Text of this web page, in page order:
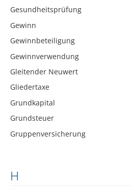
Gesundheitsprüfung
Gewinn
Gewinnbeteiligung
Gewinnverwendung
Gleitender Neuwert
Gliedertaxe
Grundkapital
Grundsteuer
Gruppenversicherung
H